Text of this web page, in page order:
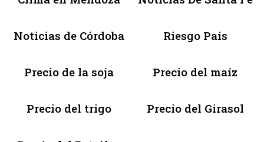
Noticias de Córdoba Riesgo País
Precio de la soja Precio del maíz
Precio del trigo Precio del Girasol